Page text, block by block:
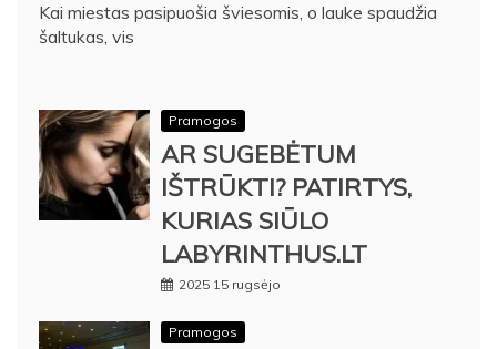
Kai miestas pasipuošia šviesomis, o lauke spaudžia
šaltukas, vis
Pramogos
AR SUGEBĖTUM
IŠTRŪKTI? PATIRTYS,
KURIAS SIŪLO
LABYRINTHUS.LT
2025 15 rugsėjo
Pramogos